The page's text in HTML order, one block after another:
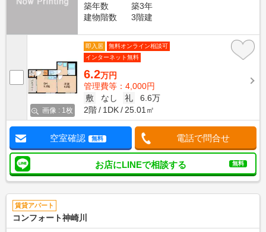
築年数
築3年
建物階数
3階建
画像 : 1枚
即入居
無料オンライン相談可
インターネット無料
6.2万円
管理費等：4,000円
敷
なし 礼
6.6万
2階
1DK 25.01㎡
空室確認 無料 電話で問合せ
お店にLINEで相談する 無料
賃貸アパート
コンフォート神崎川